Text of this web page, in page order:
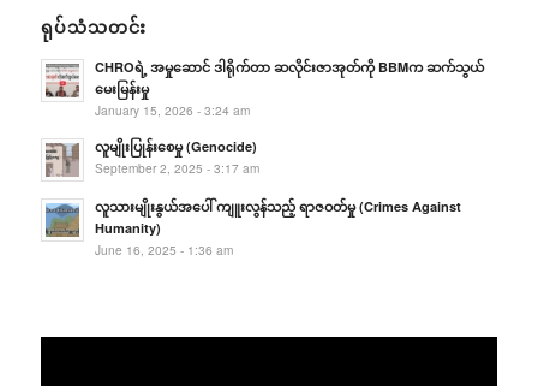
ရုပ်သံသတင်း
CHROရဲ့ အမှုဆောင် ဒါရိုက်တာ ဆလိုင်းဇာအုတ်ကို BBMက ဆက်သွယ်
မေးမြန်းမှု
January 15, 2026 - 3:24 am
လူမျိုးပြုန်းစေမှု (Genocide)
September 2, 2025 - 3:17 am
လူသားမျိုးနွယ်အပေါ် ကျူးလွန်သည့် ရာဇဝတ်မှု (Crimes Against
Humanity)
June 16, 2025 - 1:36 am